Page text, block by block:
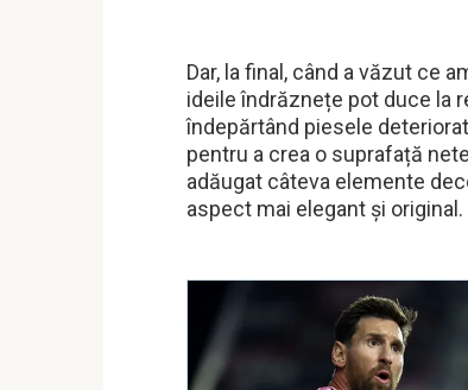
Dar, la final, când a văzut ce
ideile îndrăznețe pot duce la
îndepărtând piesele
pentru a crea o suprafață
adăugat câteva elemente
aspect mai elegant și original.